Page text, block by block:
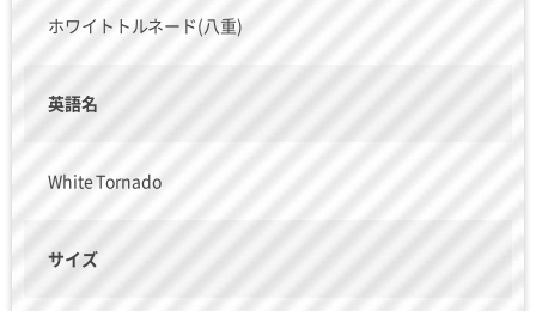
ホワイトトルネード(八重)
英語名
White Tornado
サイズ